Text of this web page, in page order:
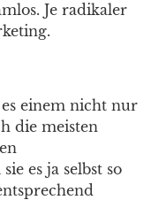
Je radikaler
es einem nicht nur
die meisten
es ja selbst so